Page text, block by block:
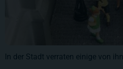
In der Stadt verraten einige von